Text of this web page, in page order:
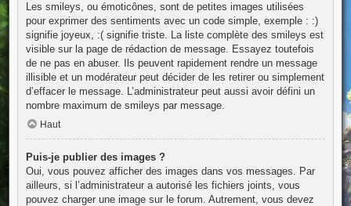
Les smileys, ou émoticônes, sont de petites images utilisées
pour exprimer des sentiments avec un code simple, exemple : :)
signifie joyeux, :( signifie triste. La liste complète des smileys est
visible sur la page de rédaction de message. Essayez toutefois
de ne pas en abuser. Ils peuvent rapidement rendre un message
illisible et un modérateur peut décider de les retirer ou simplement
d’effacer le message. L’administrateur peut aussi avoir défini un
nombre maximum de smileys par message.
Haut
Puis-je publier des images ?
Oui, vous pouvez afficher des images dans vos messages. Par
ailleurs, si l’administrateur a autorisé les fichiers joints, vous
pouvez charger une image sur le forum. Autrement, vous devez